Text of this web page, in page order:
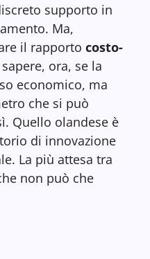
supporto in
Ma,
il rapporto costo-
ora, se la
economico, ma
che si può
Quello olandese è
di innovazione
La più attesa tra
non può che